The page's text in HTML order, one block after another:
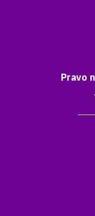
Pravo